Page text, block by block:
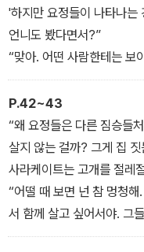
힐러리는 고개를 끄덕였다.
'하지만 요정들이 나타나는
언니도 봤다면서?”
“맞아. 어떤 사람한테는 보
만 모습을 나타내니까.”
P.42~43
“왜 요정들은 다른 짐승들
살지 않는 걸까? 그게 집
사라케이트는 고개를 절레
“어떨 때 보면 넌 참 멍청
서 함께 살고 싶어서야. 그
이 같은 데 살려면 자연히